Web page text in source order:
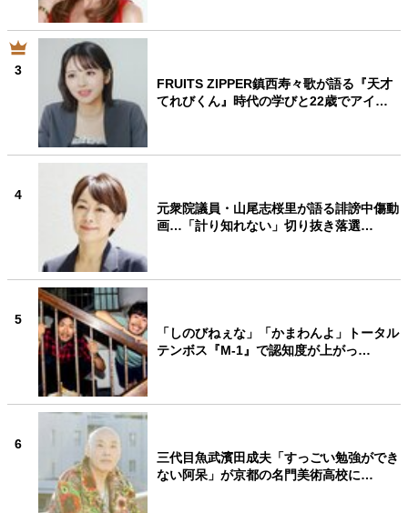
3
FRUITS ZIPPER鎮西寿々歌が語る『天才
てれびくん』時代の学びと22歳でアイ…
4
元衆院議員・山尾志桜里が語る誹謗中傷動
画…「計り知れない」切り抜き落選…
5
「しのびねぇな」「かまわんよ」トータル
テンボス『M-1』で認知度が上がっ…
6
三代目魚武濱田成夫「すっごい勉強ができ
ない阿呆」が京都の名門美術高校に…